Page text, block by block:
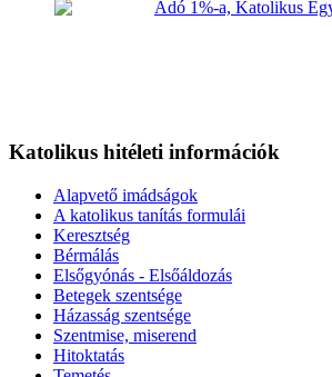
Katolikus hitéleti információk
Alapvető imádságok
A katolikus tanítás formulái
Keresztség
Bérmálás
Elsőgyónás - Elsőáldozás
Betegek szentsége
Házasság szentsége
Szentmise, miserend
Hitoktatás